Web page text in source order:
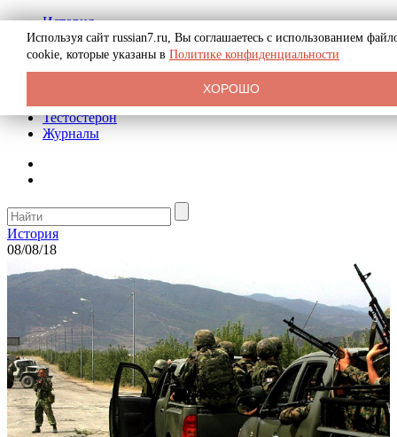
История
Биография
Криминал
Реклама на сайте
Тестостерон
Журналы
История
08/08/18
Используя сайт russian7.ru, Вы соглашаетесь с использованием
cookie, которые указаны в Политике конфиденциальности
ХОРОШО